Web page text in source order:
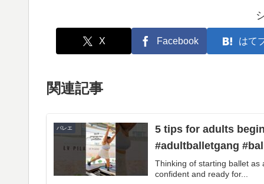
X Facebook はて
関連記事
バレエ
5 tips for adults
#adultballetgang
Thinking of starting ballet
confident and ready for...